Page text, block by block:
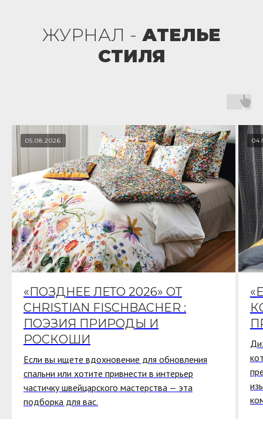
ЖУРНАЛ - АТЕЛЬЕ
СТИЛЯ
05.08.2026
«ПОЗДНЕЕ ЛЕТО 2026» ОТ
CHRISTIAN FISCHBACHER :
ПОЭЗИЯ ПРИРОДЫ И
РОСКОШИ
Если вы ищете вдохновение для обновления
спальни или хотите привнести в интерьер
частичку швейцарского мастерства — эта
подборка для вас.